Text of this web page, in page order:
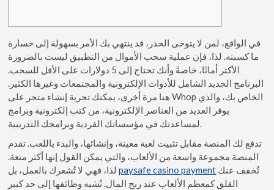
في الواقع، لمن لا يتوخى الحذر، قد ينتهي بك الأمر بسهولة إلى خسارة
ما كسبته. لذا، فإن عملية سحب الأموال من التطبيق ليست بالضرورة
الأكثر أمانًا، خاصةً وأنك تحتاج إلى 5 دولارات على الأقل للسحب.
البرنامج الجديد الشامل للأدوات الإلكترونية والمجتمعات وغيرها الكثير.
هنا مرة أخرى، يمكنك تجربة إنشاء متجر على Whop الخاص بك، والذي
يوفر العديد من العناصر الإلكترونية، من كتب إلكترونية وبرامج
تدفع لك المنصة مقابل تثبيت لعبة معينة، وإنشائها، والبدء باللعب. تقدم
المنصة مجموعة واسعة من الألعاب، والتي يمكن القول إنها أكثر متعة.
لذا، فهي لا تُشعرك بالعمل، بلpaysafe casino payment
القلق كمعظم الألعاب عند ربح المال. تُشبه وظائفها إلى حد كبير